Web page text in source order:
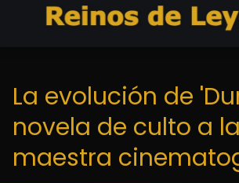
La evolución de
novela de culto a
maestra